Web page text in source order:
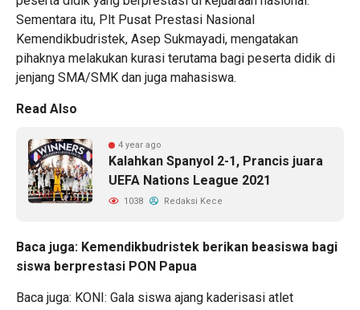
Sementara itu, Plt Pusat Prestasi Nasional
Kemendikbudristek, Asep Sukmayadi, mengatakan
pihaknya melakukan kurasi terutama bagi peserta didik di
jenjang SMA/SMK dan juga mahasiswa.
Read Also
4 year ago
Kalahkan Spanyol 2-1, Prancis juara
UEFA Nations League 2021
1038 Redaksi Kece
Baca juga: Kemendikbudristek berikan beasiswa bagi
siswa berprestasi PON Papua
Baca juga: KONI: Gala siswa ajang kaderisasi atlet